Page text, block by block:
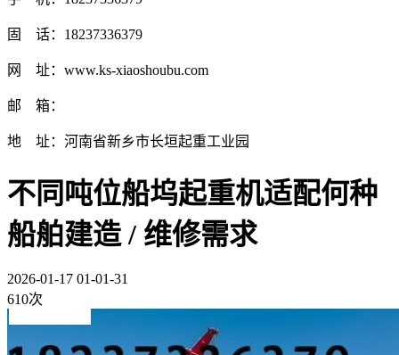
固 话：18237336379
网 址：www.ks-xiaoshoubu.com
邮 箱：
地 址：河南省新乡市长垣起重工业园
不同吨位船坞起重机适配何种
船舶建造 / 维修需求
2026-01-17 01-01-31
610次